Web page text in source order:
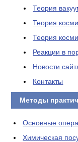
Теория
Теория
Теория
Реакции в
Новости
Контакты
Методы
Основные
Химическая